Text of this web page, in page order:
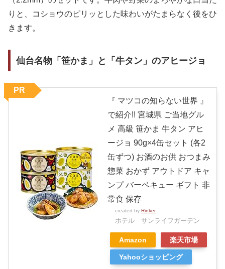
りと、コショウのピリッとした味わいがたまらなく後をひ
きます。
仙台名物「笹かま」と「牛タン」のアヒージョ
『 マツコの知らない世界 』
で紹介!! 宮城県 ご当地グル
メ 高級 笹かま 牛タン アヒ
ージョ 90g×4缶セット (各2
缶ずつ) お酒のお供 おつまみ
惣菜 おかず アウトドア キャ
ンプ バーベキュー ギフト 非
常食 保存
created by Rinker
ホテル サンライフガーデン
Amazon 楽天市場
Yahooショッピング
PR